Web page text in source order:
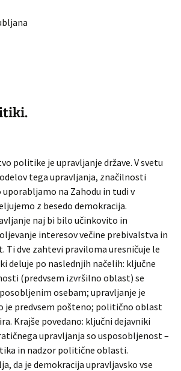
politike je upravljanje države. V svetu
tega upravljanja, značilnosti
na Zahodu in tudi v
z besedo demokracija.
naj bi bilo učinkovito in
interesov večine prebivalstva in
Ti dve zahtevi praviloma uresničuje le
deluje po naslednjih načelih: ključne
(predvsem izvršilno oblast) se
osebam; upravljanje je
je predvsem pošteno; politično oblast
Krajše povedano: ključni dejavniki
upravljanja so usposobljenost –
in nadzor politične oblasti.
da je demokracija upravljavsko vse